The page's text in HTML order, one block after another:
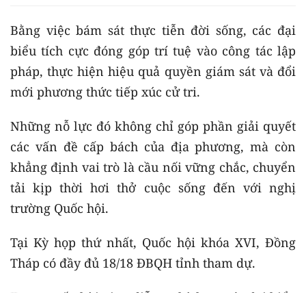
Bằng việc bám sát thực tiễn đời sống, các đại
biểu tích cực đóng góp trí tuệ vào công tác lập
pháp, thực hiện hiệu quả quyền giám sát và đổi
mới phương thức tiếp xúc cử tri.
Những nỗ lực đó không chỉ góp phần giải quyết
các vấn đề cấp bách của địa phương, mà còn
khẳng định vai trò là cầu nối vững chắc, chuyển
tải kịp thời hơi thở cuộc sống đến với nghị
trường Quốc hội.
Tại Kỳ họp thứ nhất, Quốc hội khóa XVI, Đồng
Tháp có đầy đủ 18/18 ĐBQH tỉnh tham dự.